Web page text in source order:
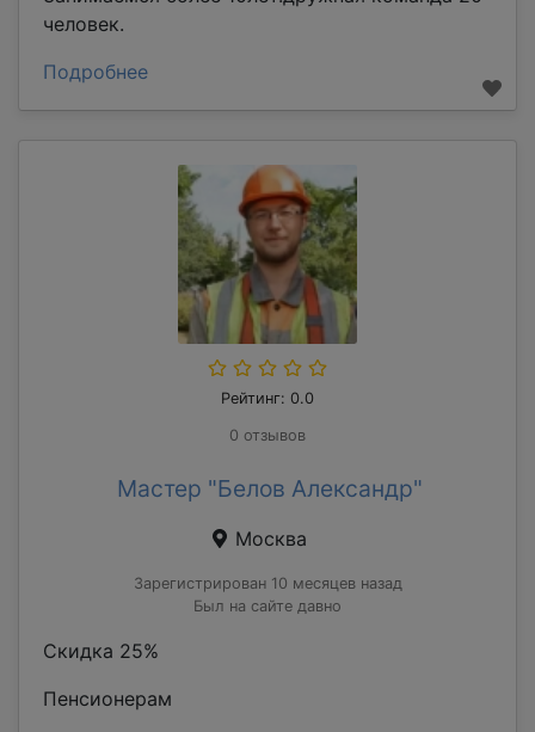
человек.
Подробнее
Рейтинг: 0.0
0 отзывов
Мастер "Белов Александр"
Москва
Зарегистрирован 10 месяцев назад
Был на сайте давно
Скидка 25%
Пенсионерам